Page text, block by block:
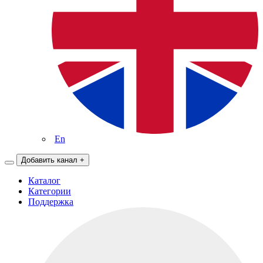
En
Добавить канал +
Каталог
Категории
Поддержка